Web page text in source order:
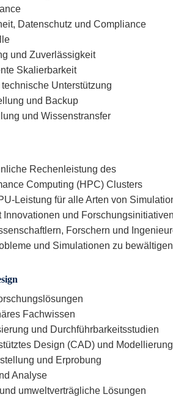
Datenschutz und Compliance
und Zuverlässigkeit
Skalierbarkeit
Unterstützung
und Backup
und Wissenstransfer
Rechenleistung des
Computing (HPC) Clusters
Leistung für alle Arten von
Innovationen und
Forschern und
und Simulationen zu bewältigen
Fachwissen
und Durchführbarkeitsstudien
Design (CAD) und Modellierung
und Erprobung
Analyse
umweltverträgliche Lösungen